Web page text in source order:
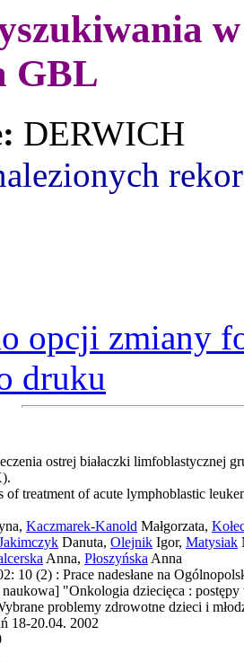
GBL
DERWICH
opcji zmiany
druku
ostrej białaczki limfoblastycznej
of treatment of acute lymphoblastic
Kaczmarek-Kanold Małgorzata,
Danuta, Olejnik Igor, Matysiak
Anna, Płoszyńska Anna
10 (2) : Prace nadesłane na
"Onkologia dziecięca :
problemy zdrowotne dzieci i
18-20.04. 2002